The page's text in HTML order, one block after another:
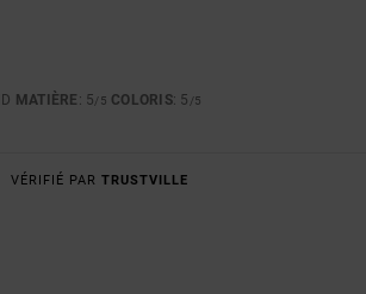
MATIÈRE : 5/5 COLORIS: 5 /5
VÉRIFIÉ PAR TRUSTVILLE